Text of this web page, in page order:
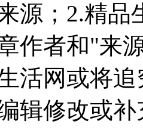
源；2.精品
作者和"来
活网或将
辑修改或补